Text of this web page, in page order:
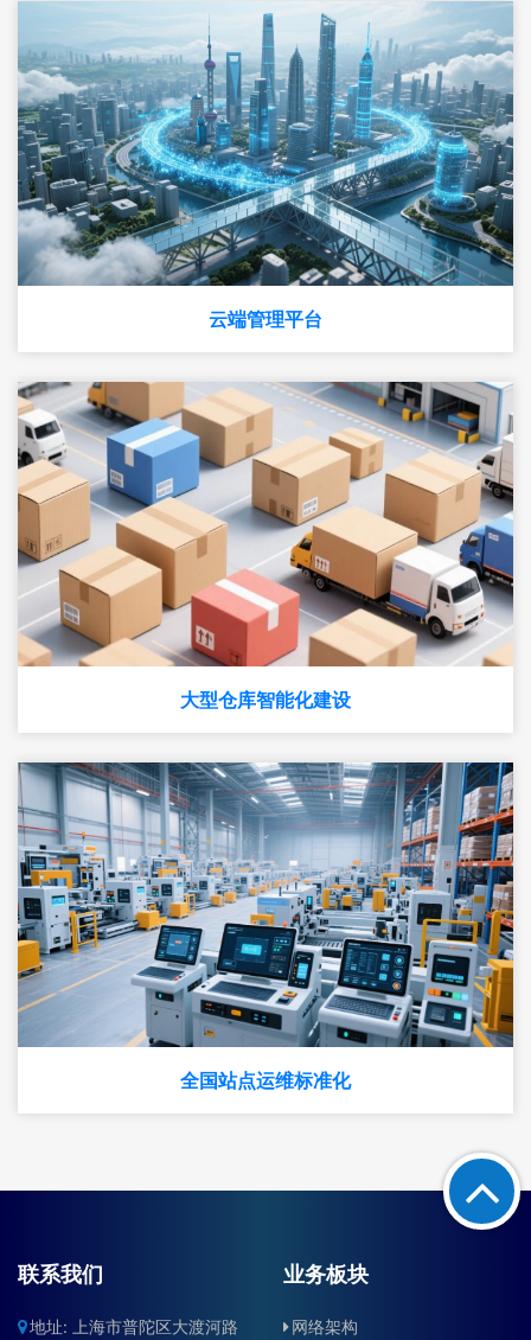
云端管理平台
大型仓库智能化建设
全国站点运维标准化
联系我们
地址: 上海市普陀区大渡河路
业务板块
网络架构